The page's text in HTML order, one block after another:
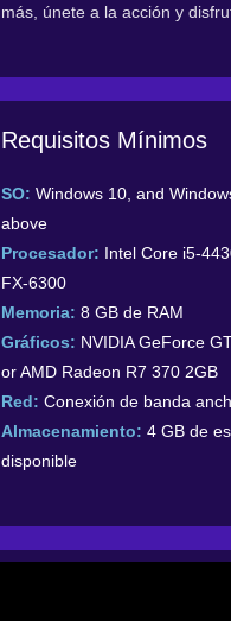
más, únete a la acción y
Requisitos Mínimos
SO: Windows 10, and
above
Procesador: Intel Core i5-
FX-6300
Memoria: 8 GB de RAM
Gráficos: NVIDIA GeForce
or AMD Radeon R7 370 2GB
Red: Conexión de banda
Almacenamiento: 4 GB de
disponible